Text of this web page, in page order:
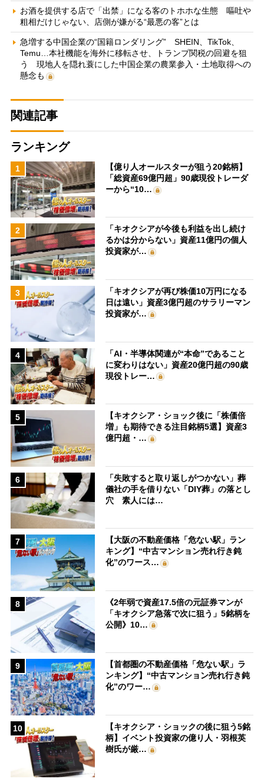
お酒を提供する店で「出禁」になる客のトホホな生態 嘔吐や
粗相だけじゃない、店側が嫌がる“最悪の客”とは
急増する中国企業の“国籍ロンダリング” SHEIN、TikTok、
Temu…本社機能を海外に移転させ、トランプ関税の回避を狙
う 現地人を隠れ蓑にした中国企業の農業参入・土地取得への
懸念も
関連記事
ランキング
1
【億り人オールスターが狙う20銘柄】
「総資産69億円超」90歳現役トレーダ
ーから“10…
2
「キオクシアが今後も利益を出し続け
るかは分からない」資産11億円の個人
投資家が…
3
「キオクシアが再び株価10万円になる
日は遠い」資産3億円超のサラリーマン
投資家が…
4
「AI・半導体関連が“本命”であること
に変わりはない」資産20億円超の90歳
現役トレー…
5
【キオクシア・ショック後に「株価倍
増」も期待できる注目銘柄5選】資産3
億円超・…
6
「失敗すると取り返しがつかない」葬
儀社の手を借りない「DIY葬」の落とし
穴 素人には…
7
【大阪の不動産価格「危ない駅」ラン
キング】“中古マンション売れ行き鈍
化”のワース…
8
《2年弱で資産17.5倍の元証券マンが
「キオクシア急落で次に狙う」5銘柄を
公開》10…
9
【首都圏の不動産価格「危ない駅」ラ
ンキング】“中古マンション売れ行き鈍
化”のワー…
10
【キオクシア・ショックの後に狙う5銘
柄】イベント投資家の億り人・羽根英
樹氏が厳…